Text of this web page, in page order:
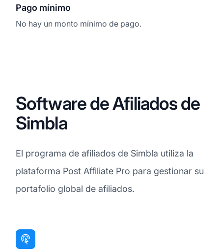
Pago mínimo
No hay un monto mínimo de pago.
Software de Afiliados de
Simbla
El programa de afiliados de Simbla utiliza la
plataforma Post Affiliate Pro para gestionar su
portafolio global de afiliados.